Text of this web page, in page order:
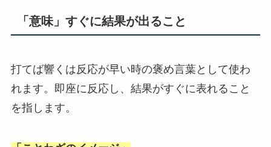
「意味」すぐに結果が出ること
打てば響くは反応が早い時の褒め言葉として使わ
れます。即座に反応し、結果がすぐに表れること
を指します。